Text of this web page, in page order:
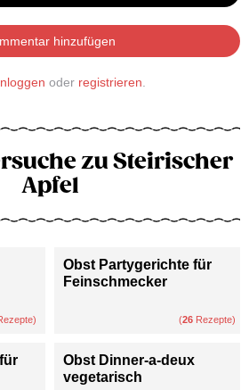
hinzufügen
oder registrieren
zu Steirischer
Apfel
Obst Partygerichte für
Feinschmecker
(26 Rezepte)
Obst Dinner-a-deux
vegetarisch